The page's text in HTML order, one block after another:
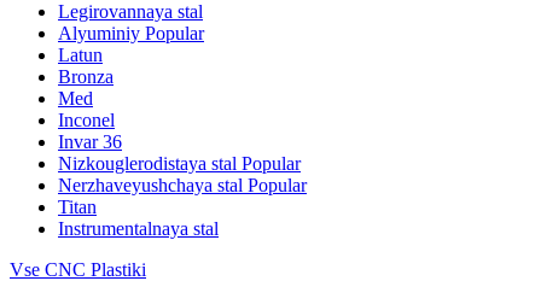
Legirovannaya stal
Alyuminiy Popular
Latun
Bronza
Med
Inconel
Invar 36
Nizkouglerodistaya stal Popular
Nerzhaveyushchaya stal Popular
Titan
Instrumentalnaya stal
Vse CNC Plastiki